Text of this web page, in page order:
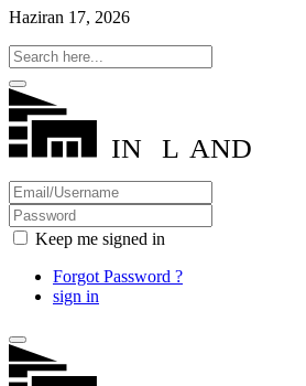
Haziran 17, 2026
IN L AND
Keep me signed in
Forgot Password ?
sign in